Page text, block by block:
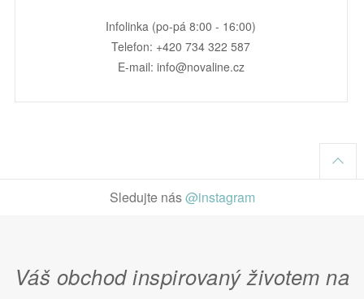
Infolinka (po-pá 8:00 - 16:00)
Telefon: +420 734 322 587
E-mail: info@novaline.cz
Sledujte nás@instagram
Váš obchod inspirovaný životem na